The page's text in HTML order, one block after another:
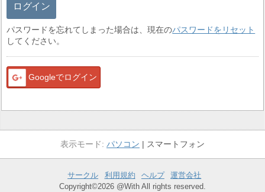
ログイン
パスワードを忘れてしまった場合は、現在のパスワードをリセット
してください。
Googleでログイン
パソコン スマートフォン
サークル 利用規約 ヘルプ
運営会社
Copyright©2026 @With All rights reserved.